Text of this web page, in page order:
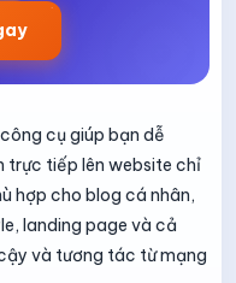
cụ giúp bạn dễ
trực tiếp lên website chỉ
hợp cho blog cá nhân,
landing page và cả
và tương tác từ mạng